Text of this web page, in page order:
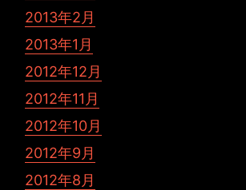
2013年2月
2013年1月
2012年12月
2012年11月
2012年10月
2012年9月
2012年8月